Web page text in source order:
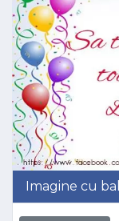
Imagine cu